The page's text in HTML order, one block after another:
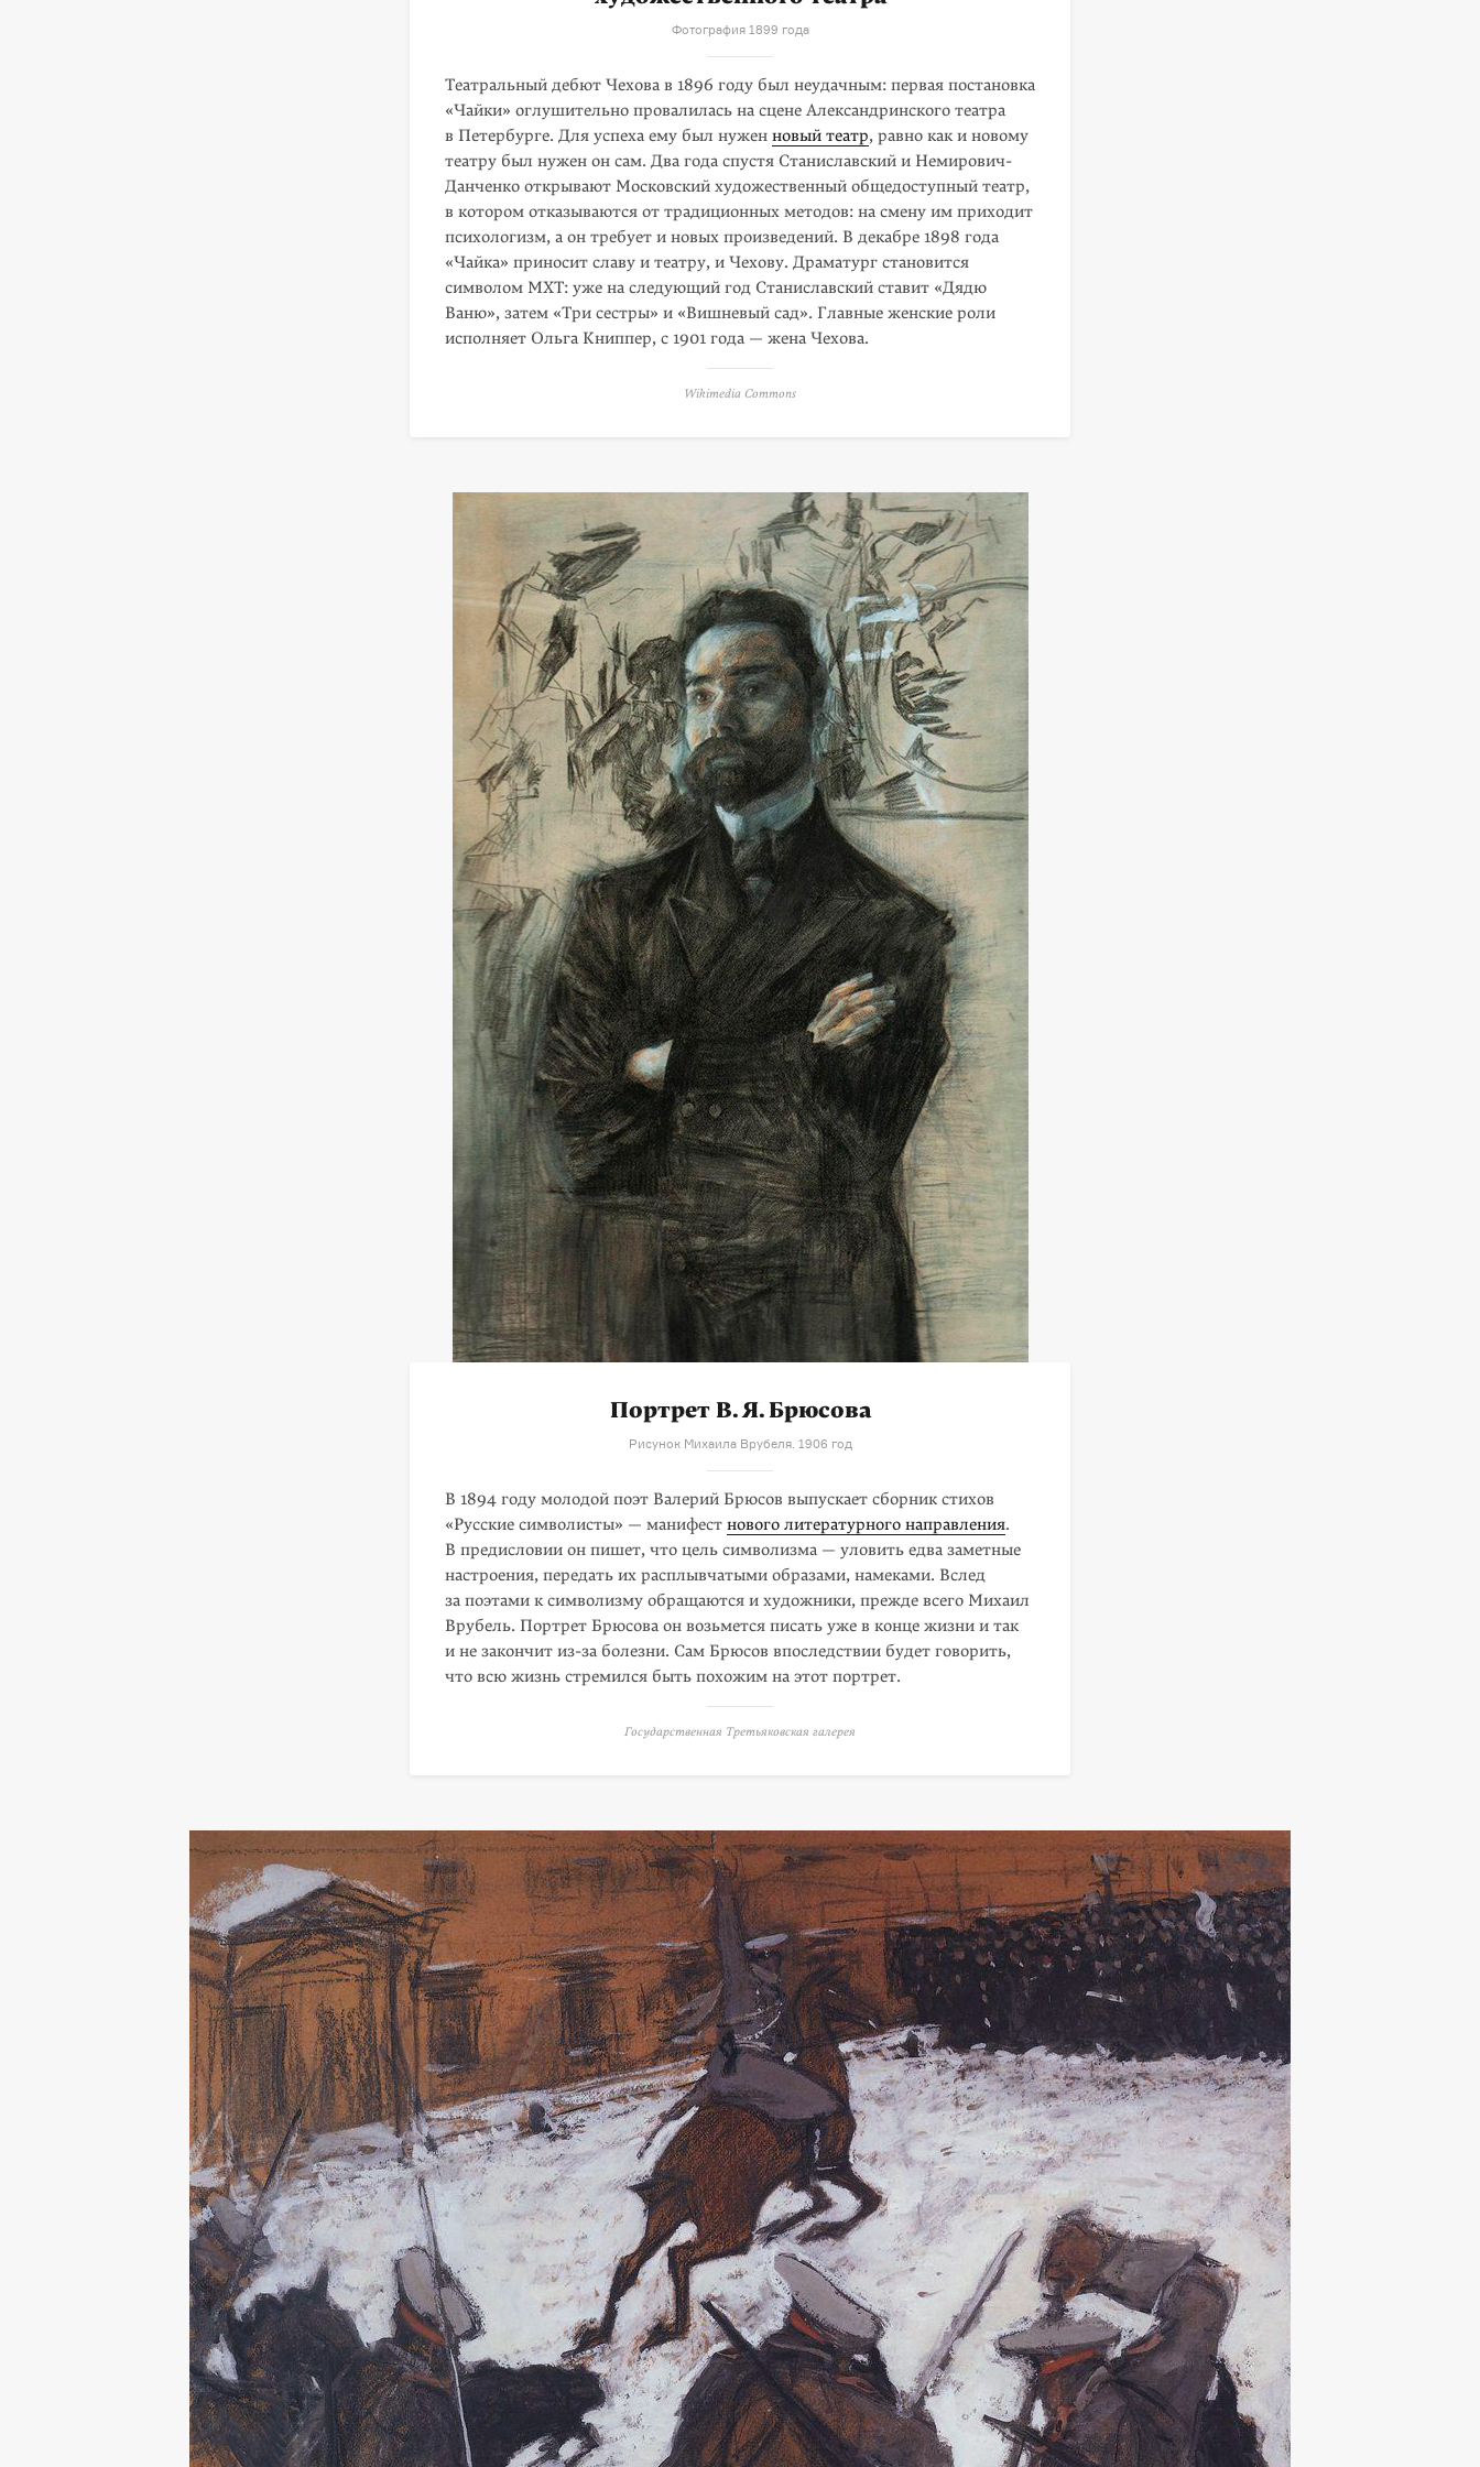
Фотография 1899 года
Театральный дебют Чехова в 1896 году был неудачным: первая поста­новка
«Чайки» оглушительно провалилась на сцене Александринского театра
в Петербурге. Для успеха ему был нужен новый театр, равно как и новому
театру был нужен он сам. Два года спустя Станиславский и Немирович-
Данченко открывают Московский художественный обще­доступный театр,
в котором отказываются от традиционных методов: на смену им приходит
психологизм, а он требует и новых произведений. В декабре 1898 года
«Чайка» приносит славу и театру, и Чехову. Драма­тург становится
символом МХТ: уже на сле­дующий год Станиславский ставит «Дядю
Ваню», затем «Три сестры» и «Вишневый сад». Главные женские роли
исполняет Ольга Книппер, с 1901 года — жена Чехова.
Wikimedia Commons
Портрет В. Я. Брюсова
Рисунок Михаила Врубеля. 1906 год
В 1894 году молодой поэт Валерий Брюсов выпускает сборник стихов
«Русские символисты» — манифест нового литературного направления.
В предисловии он пишет, что цель символизма — уловить едва заметные
настроения, передать их расплывчатыми образами, намеками. Вслед
за поэтами к символизму обращаются и художники, прежде всего Миха­ил
Врубель. Портрет Брюсова он возьмется писать уже в конце жизни и так
и не закончит из-за болезни. Сам Брюсов впоследствии будет гово­рить,
что всю жизнь стремился быть похожим на этот портрет.
Государственная Третьяковская галерея